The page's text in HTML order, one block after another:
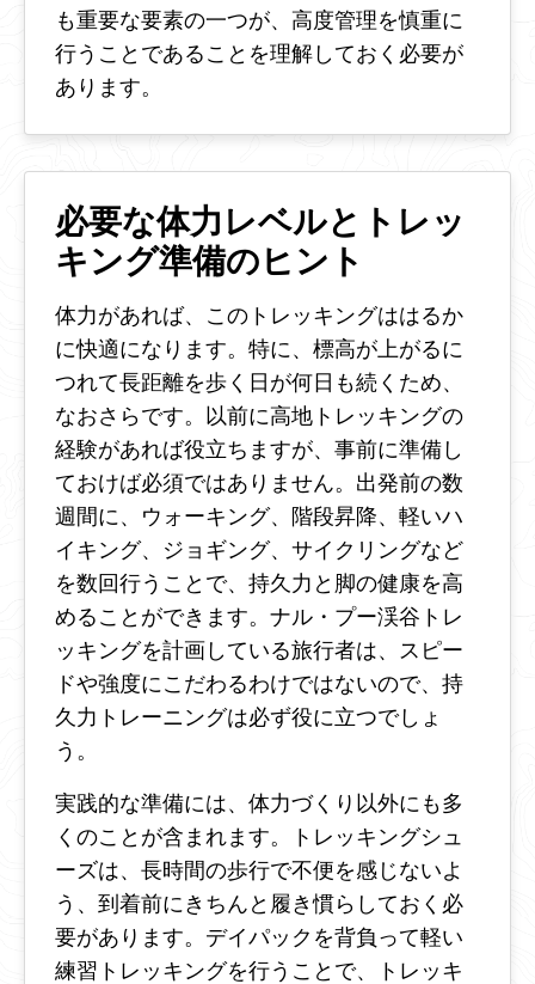
も重要な要素の一つが、高度管理を慎重に
行うことであることを理解しておく必要が
あります。
必要な体力レベルとトレッ
キング準備のヒント
体力があれば、このトレッキングははるか
に快適になります。特に、標高が上がるに
つれて長距離を歩く日が何日も続くため、
なおさらです。以前に高地トレッキングの
経験があれば役立ちますが、事前に準備し
ておけば必須ではありません。出発前の数
週間に、ウォーキング、階段昇降、軽いハ
イキング、ジョギング、サイクリングなど
を数回行うことで、持久力と脚の健康を高
めることができます。ナル・プー渓谷トレ
ッキングを計画している旅行者は、スピー
ドや強度にこだわるわけではないので、持
久力トレーニングは必ず役に立つでしょ
う。
実践的な準備には、体力づくり以外にも多
くのことが含まれます。トレッキングシュ
ーズは、長時間の歩行で不便を感じないよ
う、到着前にきちんと履き慣らしておく必
要があります。デイパックを背負って軽い
練習トレッキングを行うことで、トレッキ